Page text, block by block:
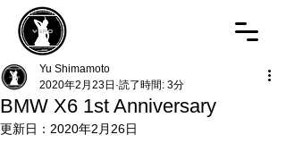
BMW X6 1st Anniversary
Yu Shimamoto
2020年2月23日 読了時間: 3分
更新日： 2020年2月26日